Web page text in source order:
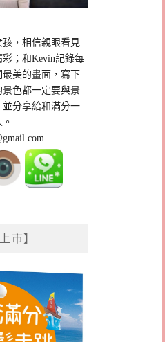
，相信親眼看見
；和Kevin記錄每
美的畫面，寫下
色都一定要與景
分享給和滿分一
市】